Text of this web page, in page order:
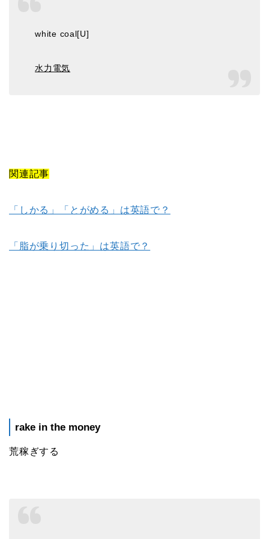
white coal[U]
水力電気
関連記事
「しかる」「とがめる」は英語で？
「脂が乗り切った」は英語で？
rake in the money
荒稼ぎする